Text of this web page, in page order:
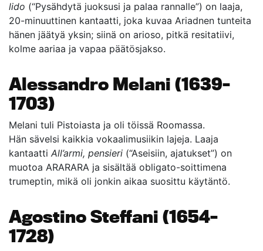
lido (“Pysähdytä juoksusi ja palaa rannalle”) on laaja,
20-minuuttinen kantaatti, joka kuvaa Ariadnen tunteita
hänen jäätyä yksin; siinä on arioso, pitkä resitatiivi,
kolme aariaa ja vapaa päätösjakso.
Alessandro Melani (1639–
1703)
Melani tuli Pistoiasta ja oli töissä Roomassa.
Hän sävelsi kaikkia vokaalimusiikin lajeja. Laaja
kantaatti All’armi, pensieri (“Aseisiin, ajatukset”) on
muotoa ARARARA ja sisältää obligato-soittimena
trumeptin, mikä oli jonkin aikaa suosittu käytäntö.
Agostino Steffani (1654–
1728)